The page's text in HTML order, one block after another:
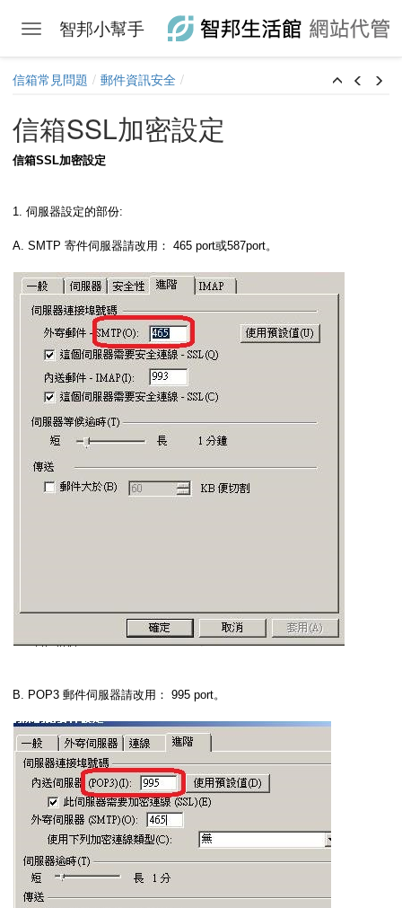
Toggle navigation
智邦小幫手
信箱常見問題 郵件資訊安全
信箱SSL加密設定
信箱SSL加密設定
1. 伺服器設定的部份:
A. SMTP 寄件伺服器請改用： 465 port或587port。
B. POP3 郵件伺服器請改用： 995 port。